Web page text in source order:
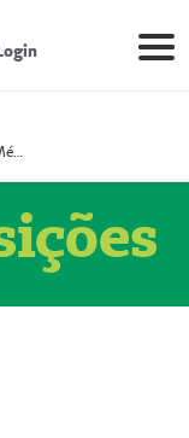
Prestador Centro Médico Vitória Ltda, 51004350-4: Centro Médico Vitória Ltda (Nome Fantasia: Policlínica Master)